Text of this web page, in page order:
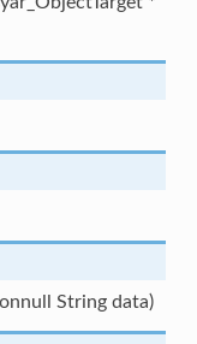
String data)